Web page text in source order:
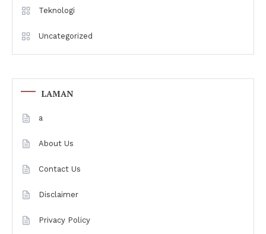
Teknologi
Uncategorized
LAMAN
a
About Us
Contact Us
Disclaimer
Privacy Policy